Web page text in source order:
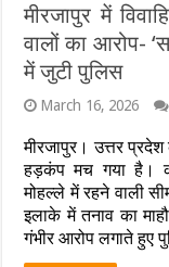
मीरजापुर में
वालों का आरोप-
में जुटी पुलिस
March 16, 2026
मीरजापुर। उत्तर
हड़कंप मच गया है।
मोहल्ले में रहने वाली
इलाके में तनाव का
गंभीर आरोप लगाते हुए